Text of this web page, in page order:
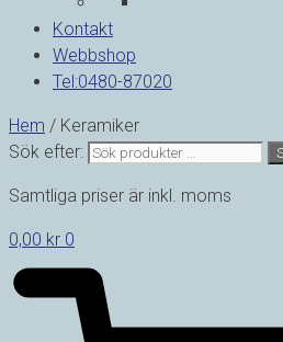
Kontakt
Webbshop
Tel:0480-87020
Hem / Keramiker
Sök efter:
Samtliga priser är inkl. moms
0,00 kr 0